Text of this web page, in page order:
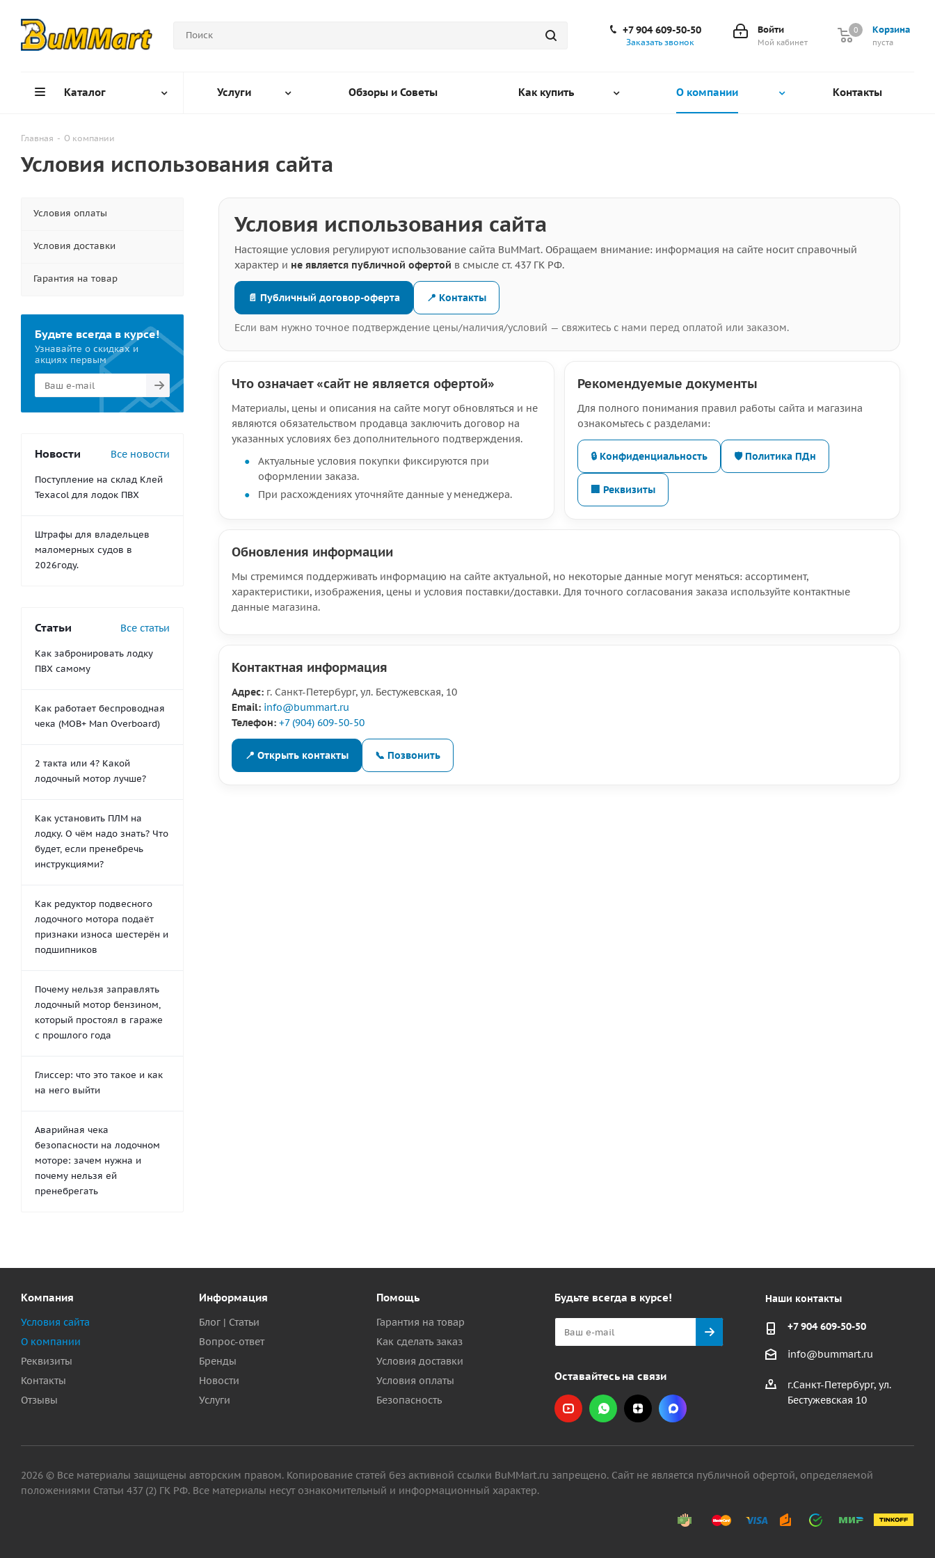
Корзина
0
пуста
0
Войти
Мой кабинет
+7 904 609-50-50
Заказать звонок
Каталог Услуги Обзоры и Советы Как купить О компании Контакты
Главная - О компании
Условия использования сайта
Условия использования сайта
Настоящие условия регулируют использование сайта BuMMart. Обращаем внимание: информация на сайте носит справочный
характер и не является публичной офертой в смысле ст. 437 ГК РФ.
📄 Публичный договор-оферта 📍 Контакты
Если вам нужно точное подтверждение цены/наличия/условий — свяжитесь с нами перед оплатой или заказом.
Что означает «сайт не является офертой»
Материалы, цены и описания на сайте могут обновляться и не
являются обязательством продавца заключить договор на
указанных условиях без дополнительного подтверждения.
Актуальные условия покупки фиксируются при
оформлении заказа.
При расхождениях уточняйте данные у менеджера.
Рекомендуемые документы
Для полного понимания правил работы сайта и магазина
ознакомьтесь с разделами:
🔒 Конфиденциальность 🛡️ Политика ПДн
🏢 Реквизиты
Обновления информации
Мы стремимся поддерживать информацию на сайте актуальной, но некоторые данные могут меняться: ассортимент,
характеристики, изображения, цены и условия поставки/доставки. Для точного согласования заказа используйте контактные
данные магазина.
Контактная информация
Адрес: г. Санкт-Петербург, ул. Бестужевская, 10
Email: info@bummart.ru
Телефон: +7 (904) 609-50-50
📍 Открыть контакты 📞 Позвонить
Условия оплаты
Условия доставки
Гарантия на товар
Будьте всегда в курсе!
Узнавайте о скидках и
акциях первым
Новости Все новости
Поступление на склад Клей
Texacol для лодок ПВХ
Штрафы для владельцев
маломерных судов в
2026году.
Статьи Все статьи
Как забронировать лодку
ПВХ самому
Как работает беспроводная
чека (MOB+ Man Overboard)
2 такта или 4? Какой
лодочный мотор лучше?
Как установить ПЛМ на
лодку. О чём надо знать? Что
будет, если пренебречь
инструкциями?
Как редуктор подвесного
лодочного мотора подаёт
признаки износа шестерён и
подшипников
Почему нельзя заправлять
лодочный мотор бензином,
который простоял в гараже
с прошлого года
Глиссер: что это такое и как
на него выйти
Аварийная чека
безопасности на лодочном
моторе: зачем нужна и
почему нельзя ей
пренебрегать
Компания
Условия сайта
О компании
Реквизиты
Контакты
Отзывы
Информация
Блог | Статьи
Вопрос-ответ
Бренды
Новости
Услуги
Помощь
Гарантия на товар
Как сделать заказ
Условия доставки
Условия оплаты
Безопасность
Будьте всегда в курсе!
Оставайтесь на связи
Наши контакты
+7 904 609-50-50
info@bummart.ru
г.Санкт-Петербург, ул.
Бестужевская 10
2026 © Все материалы защищены авторским правом. Копирование статей без активной ссылки BuMMart.ru запрещено. Сайт не является публичной офертой, определяемой
положениями Статьи 437 (2) ГК РФ. Все материалы несут ознакомительный и информационный характер.